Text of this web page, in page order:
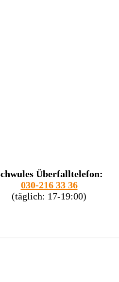
Überfalltelefon:
030-216 33 36
(täglich: 17-19:00)